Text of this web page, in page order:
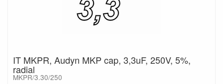
IT MKPR, Audyn MKP cap, 3,3uF, 250V, 5%,
radial
MKPR/3.30/250